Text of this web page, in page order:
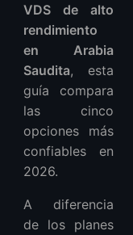
Descripción General
Pros
Veredicto
Descripción General
Pros
Veredicto
VDS de alto
rendimiento
en Arabia
Saudita, esta
guía compara
las cinco
opciones más
confiables en
2026.
A diferencia
de los planes